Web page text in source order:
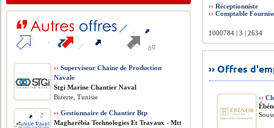
››Réceptionniste
››Comptable
1000784 | 3 | 2634
›› Offres
››
›› Superviseur Chaine de Production
Navale
Stgi Marine Chantier Naval
Bizerte, Tunisie
›› Gestionnaire de Chantier Btp
Magharébia Technologies Et Travaux - Mtt